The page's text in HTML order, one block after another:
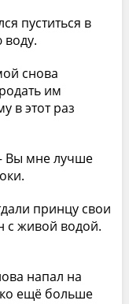
пуститься в
снова
им
в этот раз
Вы мне лучше
принцу свои
с живой водой.
напал на
ещё больше